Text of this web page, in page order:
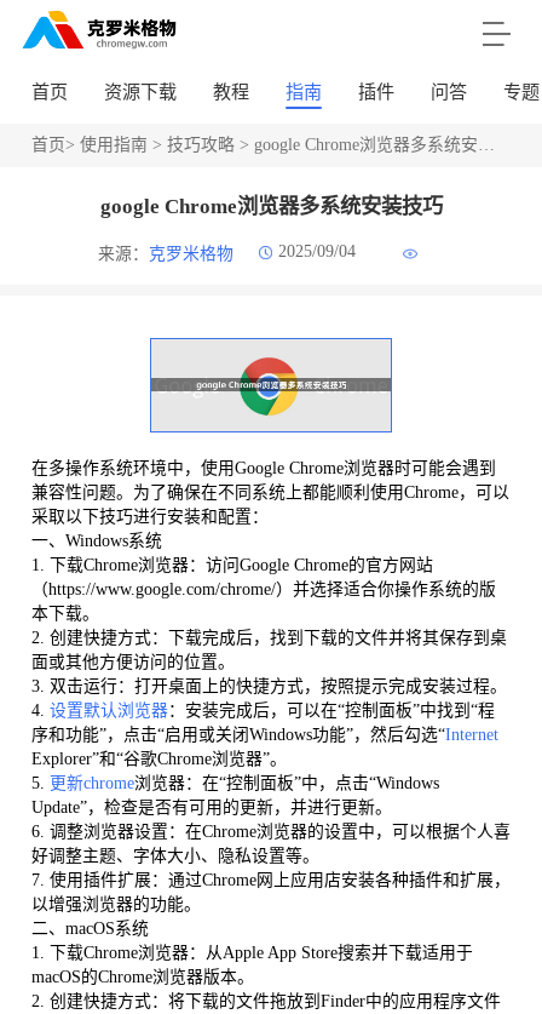
首页 资源下载 教程 指南 插件 问答 专题
首页> 使用指南 > 技巧攻略> google Chrome浏览器多系统安装技巧
google Chrome浏览器多系统安装技巧
来源： 克罗米格物 2025/09/04
在多操作系统环境中，使用Google Chrome浏览器时可能会遇到
兼容性问题。为了确保在不同系统上都能顺利使用Chrome，可以
采取以下技巧进行安装和配置：
一、Windows系统
1. 下载Chrome浏览器：访问Google Chrome的官方网站
（https://www.google.com/chrome/）并选择适合你操作系统的版
本下载。
2. 创建快捷方式：下载完成后，找到下载的文件并将其保存到桌
面或其他方便访问的位置。
3. 双击运行：打开桌面上的快捷方式，按照提示完成安装过程。
4. 设置默认浏览器：安装完成后，可以在“控制面板”中找到“程
序和功能”，点击“启用或关闭Windows功能”，然后勾选“Internet
Explorer”和“谷歌Chrome浏览器”。
5. 更新chrome浏览器：在“控制面板”中，点击“Windows
Update”，检查是否有可用的更新，并进行更新。
6. 调整浏览器设置：在Chrome浏览器的设置中，可以根据个人喜
好调整主题、字体大小、隐私设置等。
7. 使用插件扩展：通过Chrome网上应用店安装各种插件和扩展，
以增强浏览器的功能。
二、macOS系统
1. 下载Chrome浏览器：从Apple App Store搜索并下载适用于
macOS的Chrome浏览器版本。
2. 创建快捷方式：将下载的文件拖放到Finder中的应用程序文件